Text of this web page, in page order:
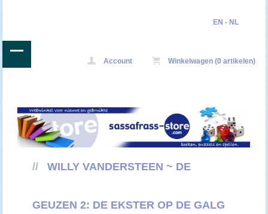
EN - NL
Account Winkelwagen (0 artikelen)
// WILLY VANDERSTEEN ~ DE
GEUZEN 2: DE EKSTER OP DE GALG